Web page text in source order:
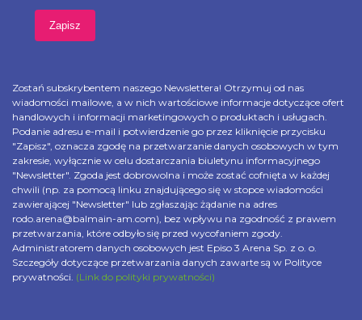
Zostań subskrybentem naszego Newslettera! Otrzymuj od nas
wiadomości mailowe, a w nich wartościowe informacje dotyczące ofert
handlowych i informacji marketingowych o produktach i usługach.
Podanie adresu e-mail i potwierdzenie go przez kliknięcie przycisku
"Zapisz", oznacza zgodę na przetwarzanie danych osobowych w tym
zakresie, wyłącznie w celu dostarczania biuletynu informacyjnego
"Newsletter". Zgoda jest dobrowolna i może zostać cofnięta w każdej
chwili (np. za pomocą linku znajdującego się w stopce wiadomości
zawierającej "Newsletter" lub zgłaszając żądanie na adres
rodo.arena@balmain-am.com), bez wpływu na zgodność z prawem
przetwarzania, które odbyło się przed wycofaniem zgody.
Administratorem danych osobowych jest Episo 3 Arena Sp. z o. o.
Szczegóły dotyczące przetwarzania danych zawarte są w Polityce
prywatności. (Link do polityki prywatności)